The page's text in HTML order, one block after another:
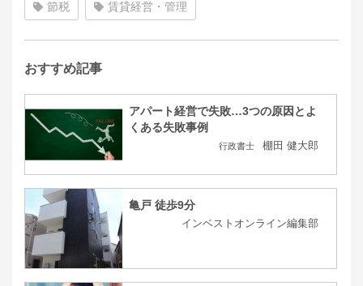
節税 賃貸経営・管理
おすすめ記事
アパート経営で失敗…3つの原因とよ
くある失敗事例
行政書士 棚田 健大郎
亀戸 徒歩9分
インベストオンライン編集部